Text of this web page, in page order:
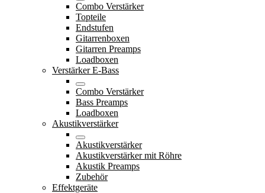
Combo Verstärker
Topteile
Endstufen
Gitarrenboxen
Gitarren Preamps
Loadboxen
Verstärker E-Bass
Combo Verstärker
Bass Preamps
Loadboxen
Akustikverstärker
Akustikverstärker
Akustikverstärker mit Röhre
Akustik Preamps
Zubehör
Effektgeräte